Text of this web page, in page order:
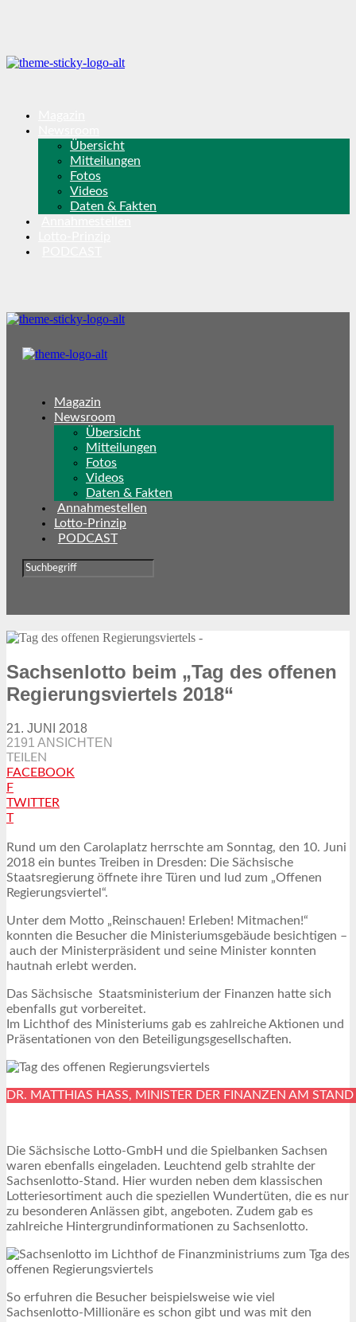
Übersicht
Mitteilungen
Fotos
Videos
Daten & Fakten
Magazin
Newsroom
Übersicht
Mitteilungen
Fotos
Videos
Daten & Fakten
Annahmestellen
Lotto-Prinzip
PODCAST
Sachsenlotto beim „Tag des offenen
Regierungsviertels 2018“
21. JUNI 2018
2191 ANSICHTEN
TEILEN
FACEBOOK
F
TWITTER
T
Rund um den Carolaplatz herrschte am Sonntag, den 10. Juni
2018 ein buntes Treiben in Dresden: Die Sächsische
Staatsregierung öffnete ihre Türen und lud zum „Offenen
Regierungsviertel“.
Unter dem Motto „Reinschauen! Erleben! Mitmachen!“
konnten die Besucher die Ministeriumsgebäude besichtigen –
auch der Ministerpräsident und seine Minister konnten
hautnah erlebt werden.
Das Sächsische Staatsministerium der Finanzen hatte sich
ebenfalls gut vorbereitet.
Im Lichthof des Ministeriums gab es zahlreiche Aktionen und
Präsentationen von den Beteiligungsgesellschaften.
DR. MATTHIAS HASS, MINISTER DER FINANZEN AM STAND
Die Sächsische Lotto-GmbH und die Spielbanken Sachsen
waren ebenfalls eingeladen. Leuchtend gelb strahlte der
Sachsenlotto-Stand. Hier wurden neben dem klassischen
Lotteriesortiment auch die speziellen Wundertüten, die es nur
zu besonderen Anlässen gibt, angeboten. Zudem gab es
zahlreiche Hintergrundinformationen zu Sachsenlotto.
So erfuhren die Besucher beispielsweise wie viel
Sachsenlotto-Millionäre es schon gibt und was mit den